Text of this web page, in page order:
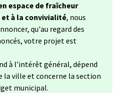
espace de fraîcheur
à la convivialité, nous
qu'au regard des
votre projet est
à l’intérêt général, dépend
la ville et concerne la section
municipal.